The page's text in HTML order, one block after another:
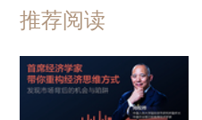
推荐阅读